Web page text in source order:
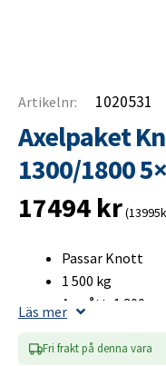
Artikelnr: 1020531
Axelpaket
1300/1800
17494 kr
Passar Knott
1 500 kg
A-mått: 1 300 mm
Bultcirkel 5×112
Läs mer
Fri frakt på denna vara